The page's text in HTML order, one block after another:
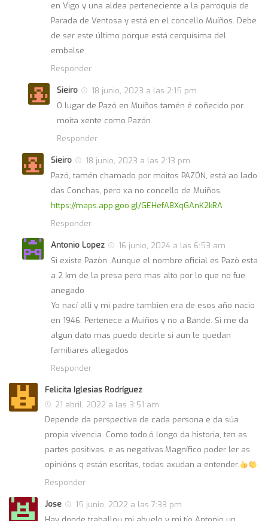
en Vigo y una aldea perteneciente a la parroquia de
Parada de Ventosa y está en el concello Muíños. Debe
de ser este último porque está cerquísima del
embalse
Responder
Sieiro
18 junio, 2023 a las 2:15 pm
O lugar de Pazó en Muíños tamén é coñecido por
moita xente como Pazón.
Responder
Sieiro
18 junio, 2023 a las 2:13 pm
Pazó, tamén chamado por moitos PAZÓN, está ao lado
das Conchas, pero xa no concello de Muiños.
https://maps.app.goo.gl/GEHefA8XqGAnK2kRA
Responder
Antonio Lopez
16 junio, 2024 a las 6:53 am
Si existe Pazòn .Aunque el nombre oficial es Pazò esta
a 2 km de la presa pero mas alto por lo que no fue
anegado
Yo nací alli y mi padre tambien era de esos año nacio
en 1946. Pertenece a Muiños y no a Bande. Si me da
algun dato mas puedo decirle si aun le quedan
familiares allegados
Responder
Felicita Iglesias Rodríguez
21 abril, 2022 a las 3:51 am
Depende da perspectiva de cada persona e da súa
propia vivencia. Como todo,ó longo da historia, ten as
partes positivas, e as negativas.Magnífico poder ler as
opinións q están escritas, todas axudan a entender.
.
Responder
Jose
15 junio, 2022 a las 7:33 pm